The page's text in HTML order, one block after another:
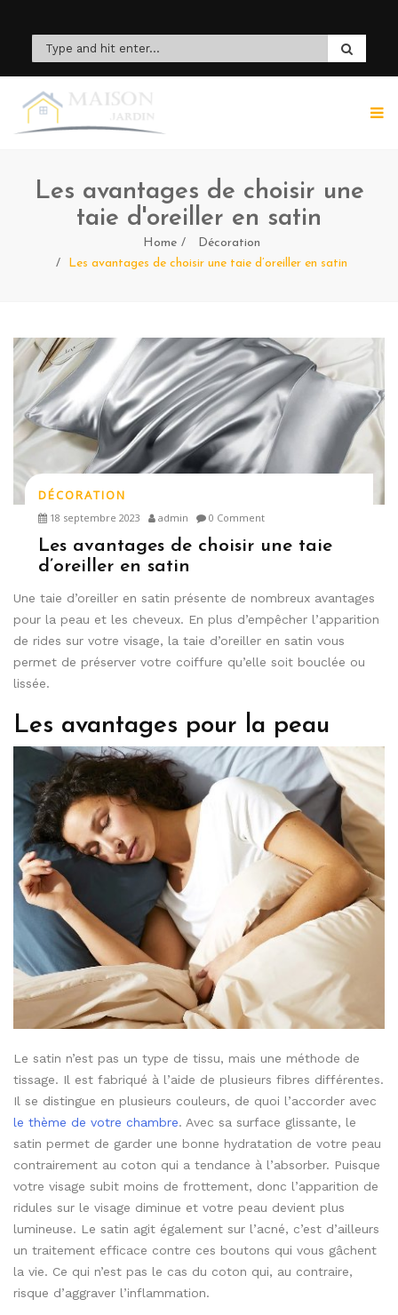
Les avantages de choisir une
taie d'oreiller en satin
Home
Décoration
Les avantages de choisir une taie d’oreiller en satin
DÉCORATION
18 septembre 2023 admin 0 Comment
Les avantages de choisir une taie
d’oreiller en satin
Une taie d’oreiller en satin présente de nombreux avantages
pour la peau et les cheveux. En plus d’empêcher l’apparition
de rides sur votre visage, la taie d’oreiller en satin vous
permet de préserver votre coiffure qu’elle soit bouclée ou
lissée.
Les avantages pour la peau
Le satin n’est pas un type de tissu, mais une méthode de
tissage. Il est fabriqué à l’aide de plusieurs fibres différentes.
Il se distingue en plusieurs couleurs, de quoi l’accorder avec
le thème de votre chambre. Avec sa surface glissante, le
satin permet de garder une bonne hydratation de votre peau
contrairement au coton qui a tendance à l’absorber. Puisque
votre visage subit moins de frottement, donc l’apparition de
ridules sur le visage diminue et votre peau devient plus
lumineuse. Le satin agit également sur l’acné, c’est d’ailleurs
un traitement efficace contre ces boutons qui vous gâchent
la vie. Ce qui n’est pas le cas du coton qui, au contraire,
risque d’aggraver l’inflammation.